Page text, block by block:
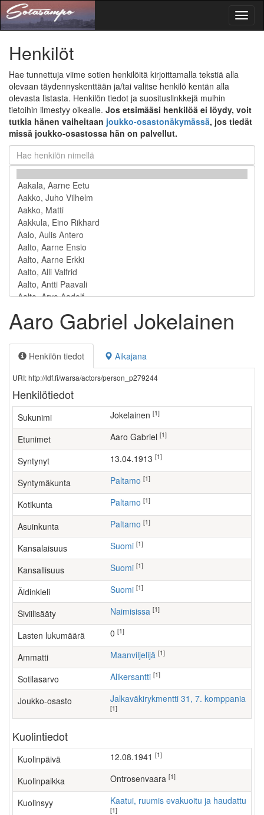
Henkilöt
Hae tunnettuja viime sotien henkilöitä kirjoittamalla tekstiä alla
olevaan täydennyskenttään ja/tai valitse henkilö kentän alla
olevasta listasta. Henkilön tiedot ja suosituslinkkejä muihin
tietoihin ilmestyy oikealle. Jos etsimääsi henkilöä ei löydy, voit
tutkia hänen vaiheitaan joukko-osastonäkymässä, jos tiedät
missä joukko-osastossa hän on palvellut.
Aaro Gabriel Jokelainen
Henkilön tiedot Aikajana
URI: http://ldf.fi/warsa/actors/person_p279244
Henkilötiedot
Sukunimi Jokelainen [1]
Etunimet Aaro Gabriel [1]
Syntynyt 13.04.1913 [1]
Syntymäkunta Paltamo [1]
Kotikunta Paltamo [1]
Asuinkunta Paltamo [1]
Kansalaisuus Suomi [1]
Kansallisuus Suomi [1]
Äidinkieli Suomi [1]
Siviilisääty Naimisissa [1]
Lasten lukumäärä [1]
Ammatti maanviljelijä [1]
Sotilasarvo Alikersantti [1]
Joukko-osasto Jalkaväkirykmentti 31, 7. komppania
[1]
Kuolintiedot
Kuolinpäivä 12.08.1941 [1]
Kuolinpaikka Ontrosenvaara [1]
Kuolinsyy Kaatui, ruumis evakuoitu ja haudattu
[1]